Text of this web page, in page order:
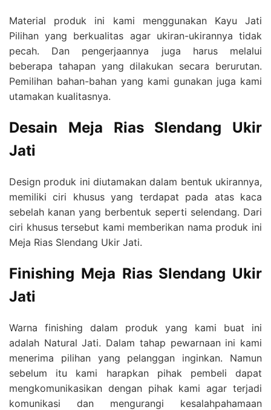
Material produk ini kami menggunakan Kayu Jati
Pilihan yang berkualitas agar ukiran-ukirannya tidak
pecah. Dan pengerjaannya juga harus melalui
beberapa tahapan yang dilakukan secara berurutan.
Pemilihan bahan-bahan yang kami gunakan juga kami
utamakan kualitasnya.
Desain Meja Rias Slendang Ukir
Jati
Design produk ini diutamakan dalam bentuk ukirannya,
memiliki ciri khusus yang terdapat pada atas kaca
sebelah kanan yang berbentuk seperti selendang. Dari
ciri khusus tersebut kami memberikan nama produk ini
Meja Rias Slendang Ukir Jati.
Finishing Meja Rias Slendang Ukir
Jati
Warna finishing dalam produk yang kami buat ini
adalah Natural Jati. Dalam tahap pewarnaan ini kami
menerima pilihan yang pelanggan inginkan. Namun
sebelum itu kami harapkan pihak pembeli dapat
mengkomunikasikan dengan pihak kami agar terjadi
komunikasi dan mengurangi kesalahpahamaan